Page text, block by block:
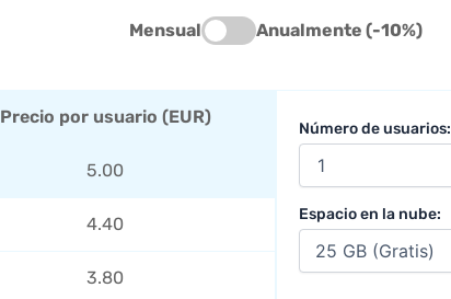
Mensual Anualmente (-10%)
Precio por usuario (EUR)
5.00
4.40
3.80
Número de usuarios:
Espacio en la nube: